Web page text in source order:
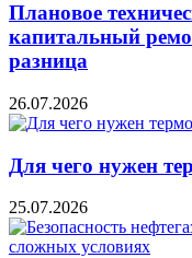
Плановое
капитальный
разница
26.07.2026
Для чего нужен
25.07.2026